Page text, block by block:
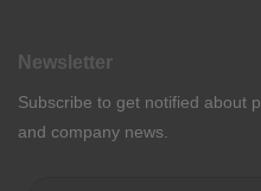
Newsletter
Subscribe to get notified about
and company news.